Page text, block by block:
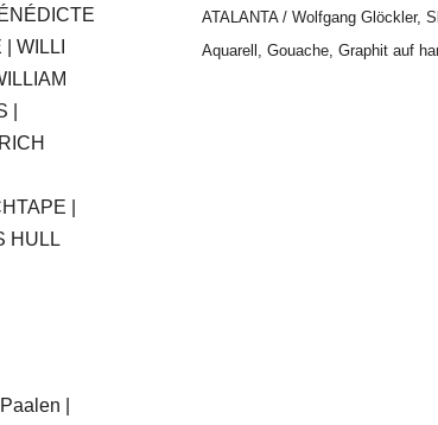
WILLI
|
HULL
|
ATALANTA / Wolfgang Glöckler,
Aquarell, Gouache, Graphit auf